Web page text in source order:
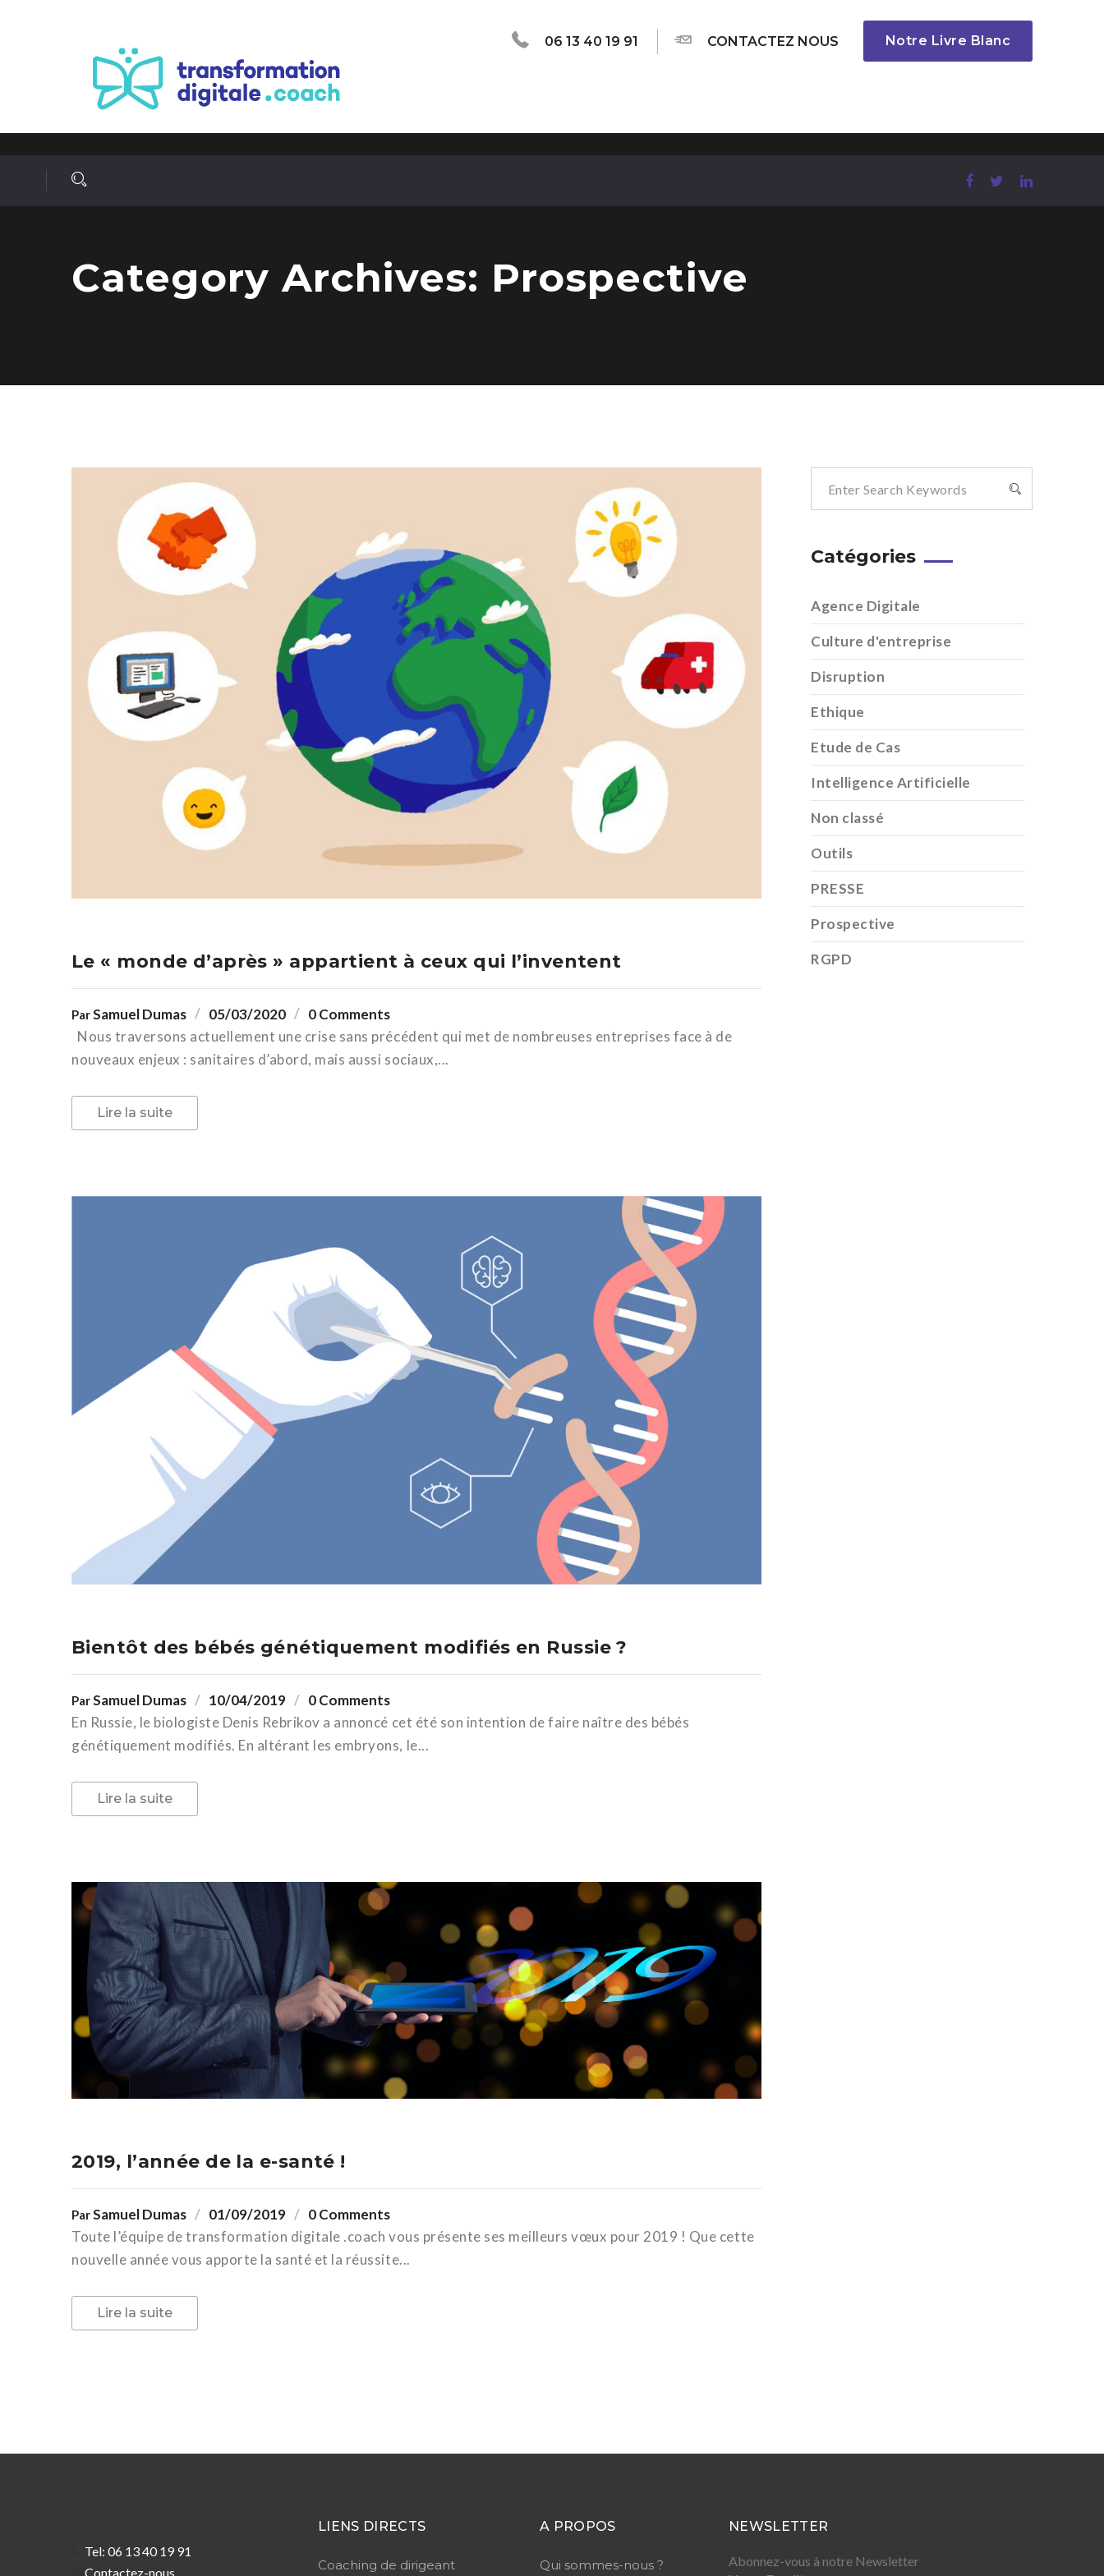
Notre Livre Blanc
06 13 40 19 91 CONTACTEZ NOUS
Category Archives: Prospective
Le « monde d’après » appartient à ceux qui l’inventent
ParSamuel Dumas 05/03/2020
0 Comments
Nous traversons actuellement une crise sans précédent qui met de nombreuses entreprises face à de
nouveaux enjeux : sanitaires d’abord, mais aussi sociaux,...
Lire la suite
Bientôt des bébés génétiquement modifiés en Russie ?
ParSamuel Dumas 10/04/2019
0 Comments
En Russie, le biologiste Denis Rebrikov a annoncé cet été son intention de faire naître des bébés
génétiquement modifiés. En altérant les embryons, le...
Lire la suite
2019, l’année de la e-santé !
ParSamuel Dumas 01/09/2019
0 Comments
Toute l’équipe de transformation digitale .coach vous présente ses meilleurs vœux pour 2019 ! Que cette
nouvelle année vous apporte la santé et la réussite...
Lire la suite
Catégories
Agence Digitale
Culture d'entreprise
Disruption
Ethique
Etude de Cas
Intelligence Artificielle
Non classé
Outils
PRESSE
Prospective
RGPD
Tel: 06 13 40 19 91
Contactez-nous
LIENS DIRECTS
Coaching de dirigeant
A PROPOS
Qui sommes-nous ?
NEWSLETTER
Abonnez-vous à notre Newsletter